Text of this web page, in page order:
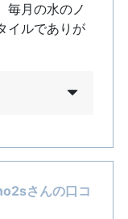
毎月の水のノ
イルでありが
さんの口コ